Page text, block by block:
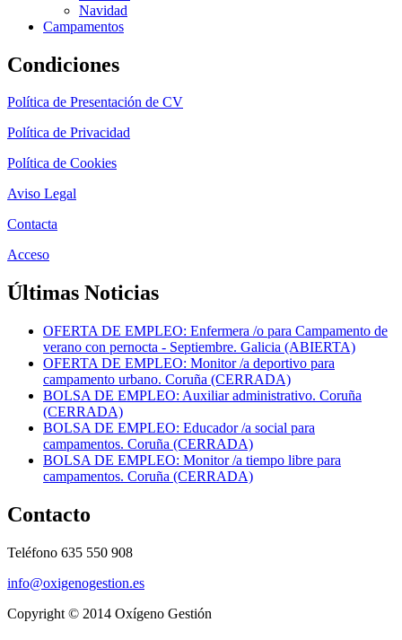
Navidad
Campamentos
Condiciones
Política de Presentación de CV
Política de Privacidad
Política de Cookies
Aviso Legal
Contacta
Acceso
Últimas Noticias
OFERTA DE EMPLEO: Enfermera /o para Campamento de
verano con pernocta - Septiembre. Galicia (ABIERTA)
OFERTA DE EMPLEO: Monitor /a deportivo para
campamento urbano. Coruña (CERRADA)
BOLSA DE EMPLEO: Auxiliar administrativo. Coruña
(CERRADA)
BOLSA DE EMPLEO: Educador /a social para
campamentos. Coruña (CERRADA)
BOLSA DE EMPLEO: Monitor /a tiempo libre para
campamentos. Coruña (CERRADA)
Contacto
Teléfono 635 550 908
info@oxigenogestion.es
Copyright © 2014 Oxígeno Gestión